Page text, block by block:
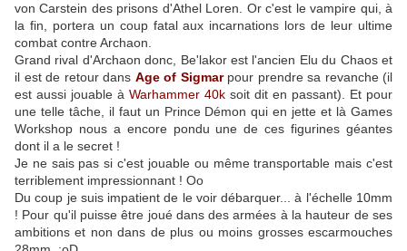
von Carstein des prisons d'Athel Loren. Or c'est le vampire qui, à
la fin, portera un coup fatal aux incarnations lors de leur ultime
combat contre Archaon.
Grand rival d'Archaon donc, Be'lakor est l'ancien Elu du Chaos et
il est de retour dans Age of Sigmarpour prendre sa revanche (il
est aussi jouable à Warhammer 40k soit dit en passant). Et pour
une telle tâche, il faut un Prince Démon qui en jette et là Games
Workshop nous a encore pondu une de ces figurines géantes
dont il a le secret !
Je ne sais pas si c'est jouable ou même transportable mais c'est
terriblement impressionnant ! Oo
Du coup je suis impatient de le voir débarquer... à l'échelle 10mm
! Pour qu'il puisse être joué dans des armées à la hauteur de ses
ambitions et non dans de plus ou moins grosses escarmouches